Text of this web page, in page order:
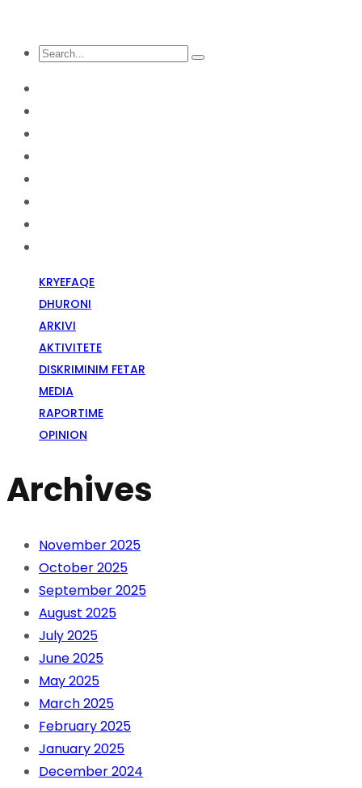
KRYEFAQE
DHURONI
ARKIVI
AKTIVITETE
DISKRIMINIM FETAR
MEDIA
RAPORTIME
OPINION
Archives
November 2025
October 2025
September 2025
August 2025
July 2025
June 2025
May 2025
March 2025
February 2025
January 2025
December 2024